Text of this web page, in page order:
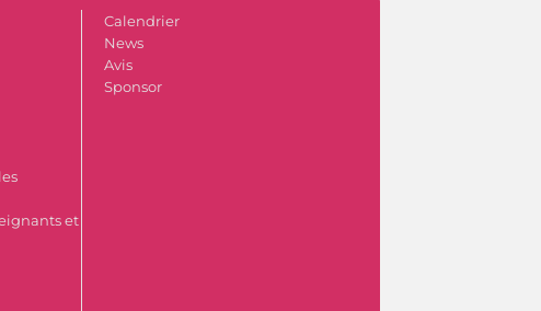
et
Calendrier
News
Avis
Sponsor